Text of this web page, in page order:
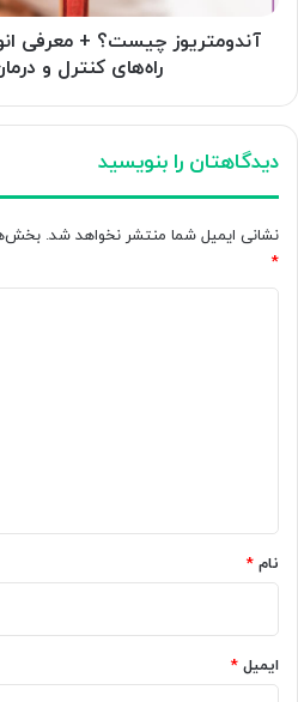
+
راه‌های
آندومتریوز چیست؟ + معرفی
راه‌های کنترل و
دیدگاهتان را بنویسید
نشانی ایمیل شما منتشر نخواهد شد.
*
نام *
ایمیل *